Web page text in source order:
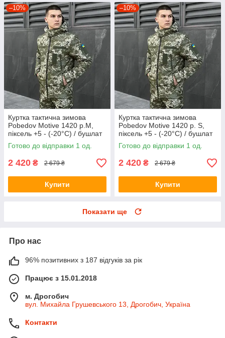
–10%
Куртка тактична зимова
Pobedov Motive 1420 р.М,
піксель +5 - (-20°С) / бушлат
зимовий
Готово до відправки 1 од.
2 420 ₴ 2 679 ₴
Купити
–10%
Куртка тактична зимова
Pobedov Motive 1420 р. S,
піксель +5 - (-20°С) / бушлат
зимовий
Готово до відправки 1 од.
2 420 ₴ 2 679 ₴
Купити
Показати ще
Про нас
96% позитивних з 187 відгуків за рік
Працює з 15.01.2018
м. Дрогобич
вул. Михайла Грушевського 13, Дрогобич, Україна
Контакти